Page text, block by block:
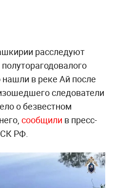
расследуют
нашли в реке Ай после
следователи
о безвестном
сообщили в пресс-
СК РФ.